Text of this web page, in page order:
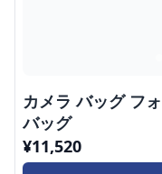
カメラ バッグ フ
バッグ
¥11,520